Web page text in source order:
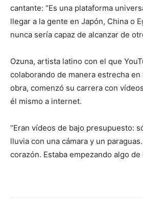
cantante: “Es una plataforma
llegar a la gente en Japón, China o
nunca sería capaz de alcanzar de
Ozuna, artista latino con el que
colaborando de manera estrecha
obra, comenzó su carrera con
él mismo a internet.
“Eran vídeos de bajo presupuesto:
lluvia con una cámara y un
corazón. Estaba empezando algo de